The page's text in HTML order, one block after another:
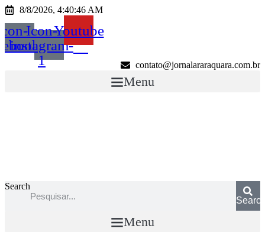
Ir
o
conteúdo
8/8/2026, 4:40:46 AM
Icon-
instagram-
1
Youtube
contato@jornalararaquara.com.br
Menu
Search
Menu